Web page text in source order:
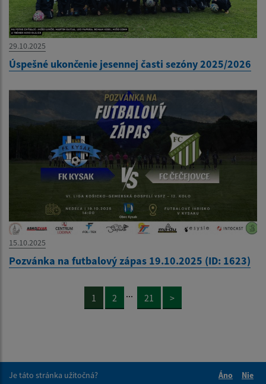
29.10.2025
Úspešné ukončenie jesennej časti sezóny 2025/2026
15.10.2025
Pozvánka na futbalový zápas 19.10.2025 (ID: 1623)
1 2 ... 21 >
Je táto stránka užitočná?
Áno
Nie